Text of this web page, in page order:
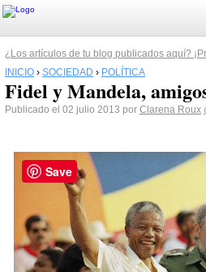
¿Los artículos de tu blog publicados aquí?
INICIO › SOCIEDAD › POLÍTICA
Fidel y Mandela,
Publicado el 02 julio 2013 por Clarena Roux
Save